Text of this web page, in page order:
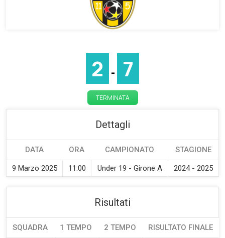
2 - 7
TERMINATA
Dettagli
DATA ORA CAMPIONATO STAGIONE
9 Marzo 2025 11:00 Under 19 - Girone A 2024 - 2025
Risultati
SQUADRA 1 TEMPO 2 TEMPO RISULTATO FINALE